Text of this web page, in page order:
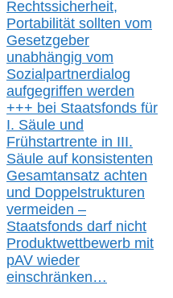
Rechtssicherheit,
Portabilität sollten vom
Gesetzgeber
unabhängig vom
Sozialpartnerdialog
aufgegriffen werden
+++ bei Staatsfonds für
I. Säule und
Frühstartrente in III.
Säule auf konsistenten
Gesamtansatz achten
und Doppelstrukturen
vermeiden –
Staatsfonds darf nicht
Produktwettbewerb mit
pAV wieder
einschränken…